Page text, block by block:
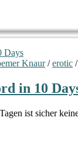
Knaur/erotic /
in 10
ist sicher